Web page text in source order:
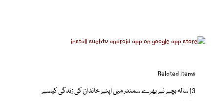
Related items
13 سالہ بچے نے بھرے سمندر میں اپنے خاندان کی زندگی کیسے